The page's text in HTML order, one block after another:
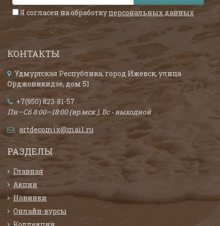
Я согласен на обработку персональных данных
КОНТАКТЫ
Удмуртская Республика, город Ижевск, улица
Орджоникидзе, дом 51
+7(950) 823-81-57
Пн—Сб 8:00—18:00 (вр.мск.), Вс - выходной
artdecomix@mail.ru
РАЗДЕЛЫ
Главная
Акции
Новинки
Онлайн-курсы